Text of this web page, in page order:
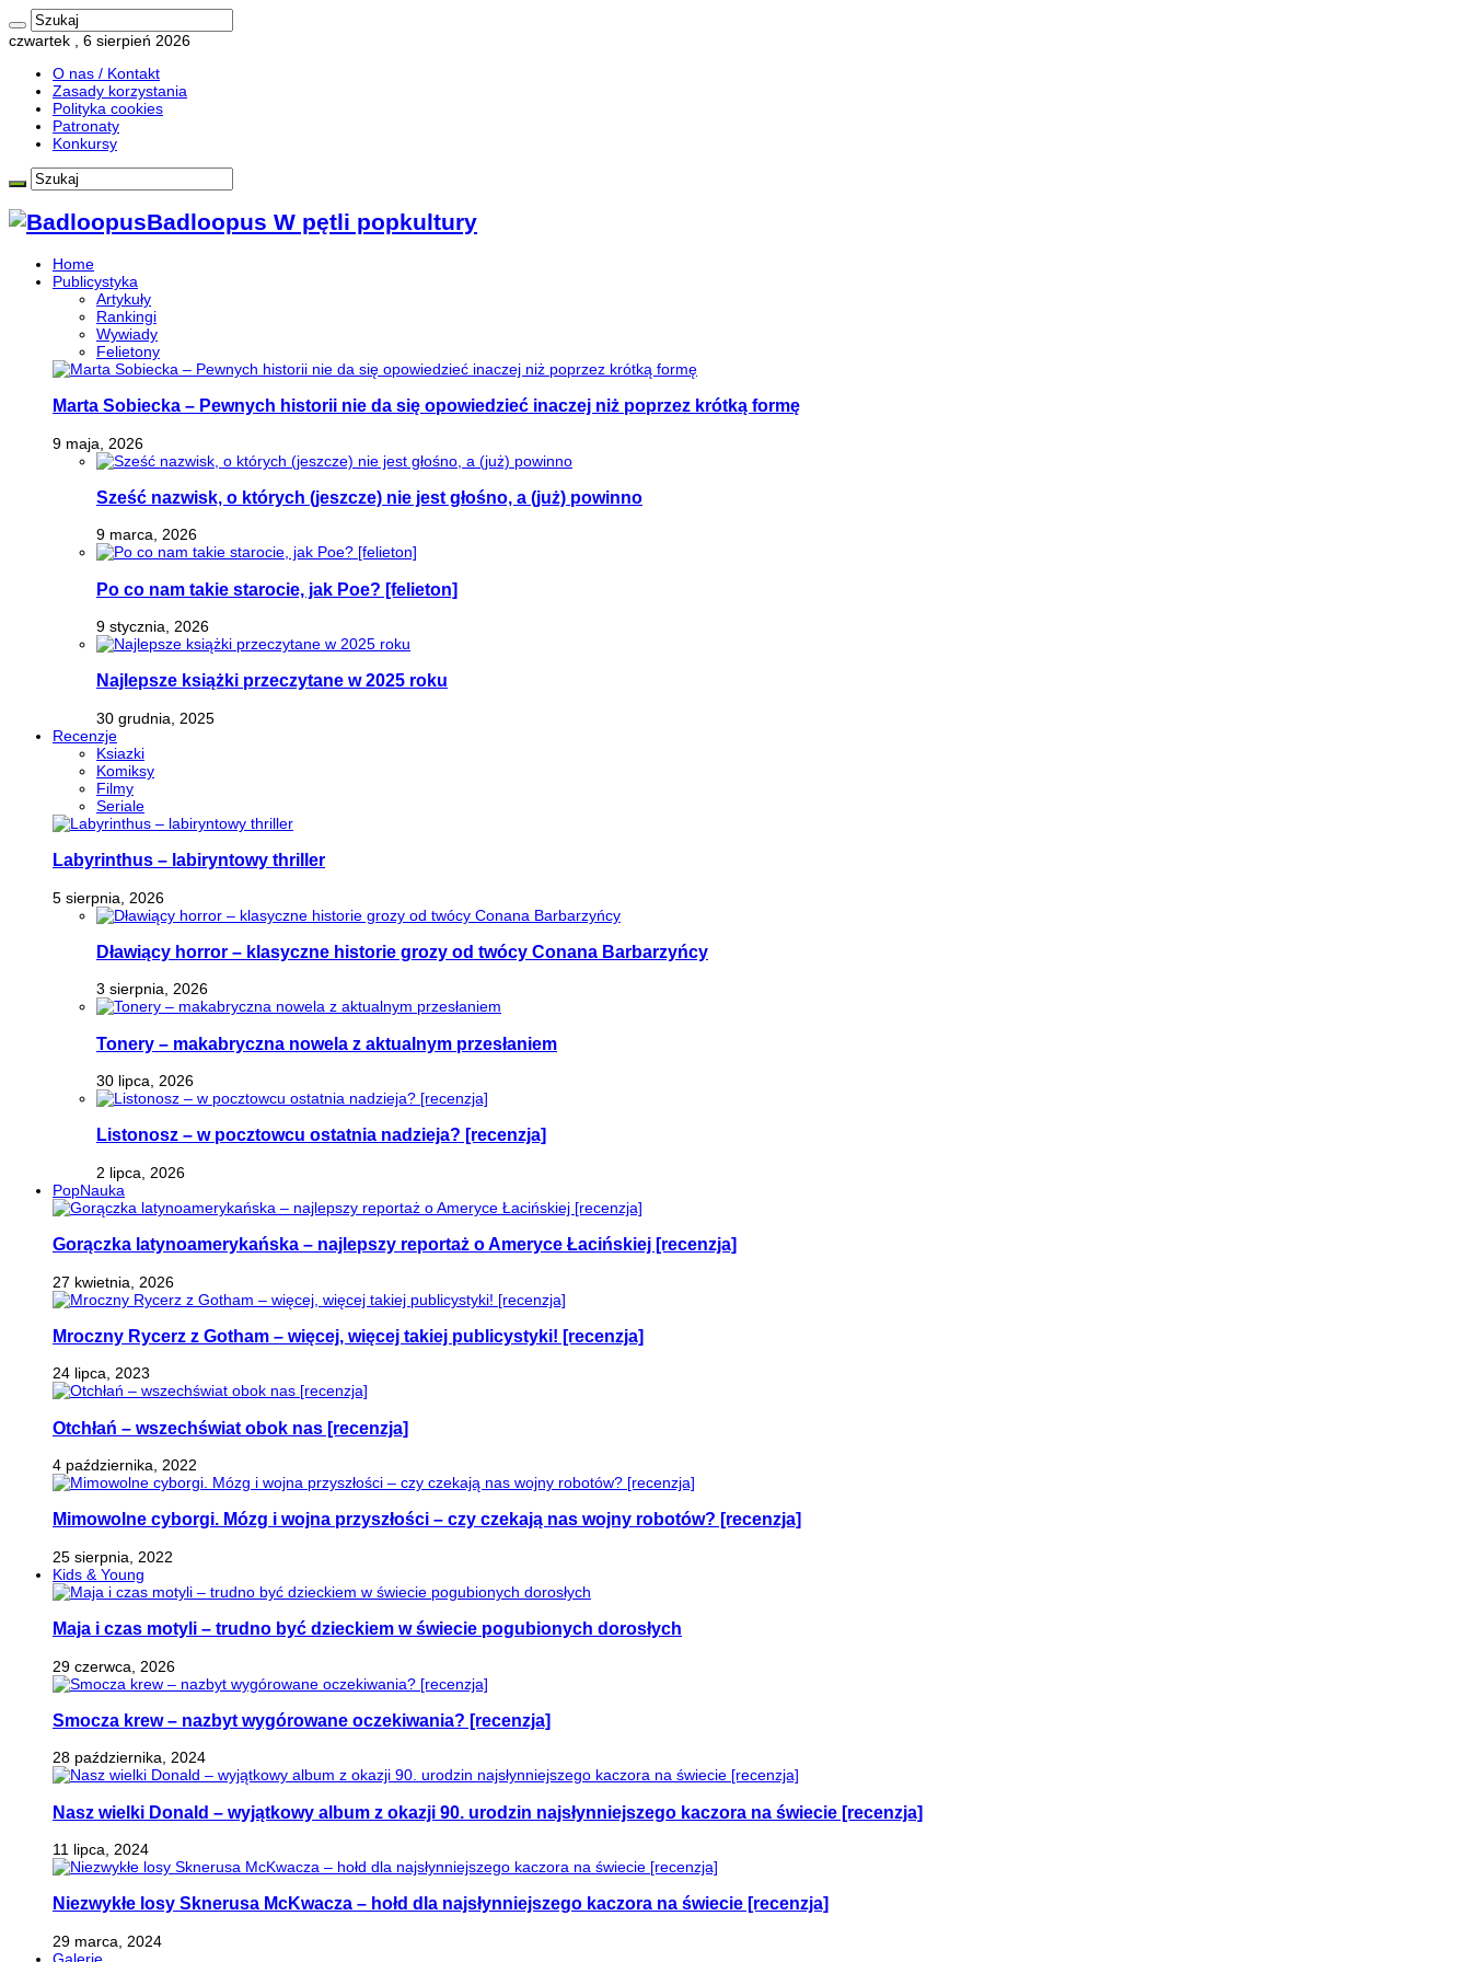
czwartek , 6 sierpień 2026
O nas / Kontakt
Zasady korzystania
Polityka cookies
Patronaty
Konkursy
Badloopus W pętli popkultury
Home
Publicystyka
Artykuły
Rankingi
Wywiady
Felietony
Marta Sobiecka – Pewnych historii nie da się opowiedzieć inaczej niż poprzez krótką formę
9 maja, 2026
Sześć nazwisk, o których (jeszcze) nie jest głośno, a (już) powinno
9 marca, 2026
Po co nam takie starocie, jak Poe? [felieton]
9 stycznia, 2026
Najlepsze książki przeczytane w 2025 roku
30 grudnia, 2025
Recenzje
Ksiazki
Komiksy
Filmy
Seriale
Labyrinthus – labiryntowy thriller
5 sierpnia, 2026
Dławiący horror – klasyczne historie grozy od twócy Conana Barbarzyńcy
3 sierpnia, 2026
Tonery – makabryczna nowela z aktualnym przesłaniem
30 lipca, 2026
Listonosz – w pocztowcu ostatnia nadzieja? [recenzja]
2 lipca, 2026
PopNauka
Gorączka latynoamerykańska – najlepszy reportaż o Ameryce Łacińskiej [recenzja]
27 kwietnia, 2026
Mroczny Rycerz z Gotham – więcej, więcej takiej publicystyki! [recenzja]
24 lipca, 2023
Otchłań – wszechświat obok nas [recenzja]
4 października, 2022
Mimowolne cyborgi. Mózg i wojna przyszłości – czy czekają nas wojny robotów? [recenzja]
25 sierpnia, 2022
Kids & Young
Maja i czas motyli – trudno być dzieckiem w świecie pogubionych dorosłych
29 czerwca, 2026
Smocza krew – nazbyt wygórowane oczekiwania? [recenzja]
28 października, 2024
Nasz wielki Donald – wyjątkowy album z okazji 90. urodzin najsłynniejszego kaczora na świecie [recenzja]
11 lipca, 2024
Niezwykłe losy Sknerusa McKwacza – hołd dla najsłynniejszego kaczora na świecie [recenzja]
29 marca, 2024